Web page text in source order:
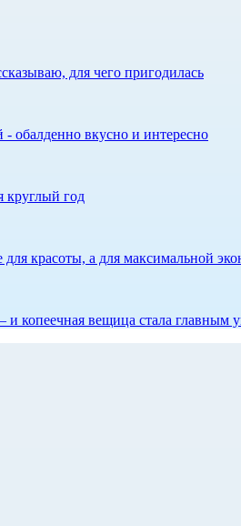
для чего пригодилась
обалденно вкусно и интересно
круглый год
красоты, а для максимальной
копеечная вещица стала главным